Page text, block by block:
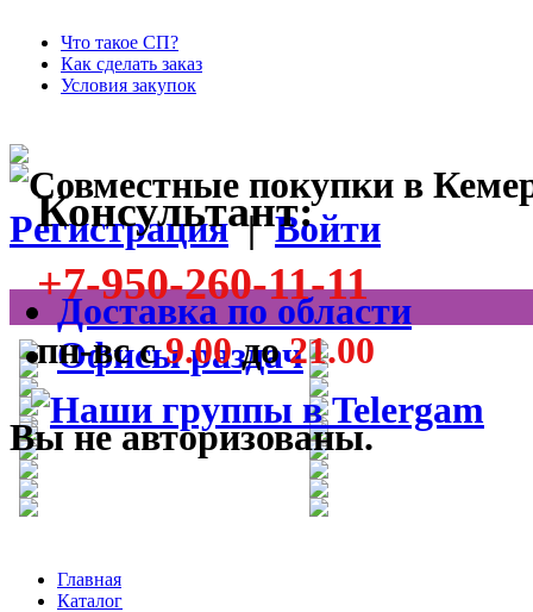
Что такое СП?
Как сделать заказ
Условия закупок
Консультант:
+7-950-260-11-11
пн-вс с9.00до21.00
Регистрация|Войти
Доставка по области
Офисы раздач
Вы не авторизованы.
Главная
Каталог